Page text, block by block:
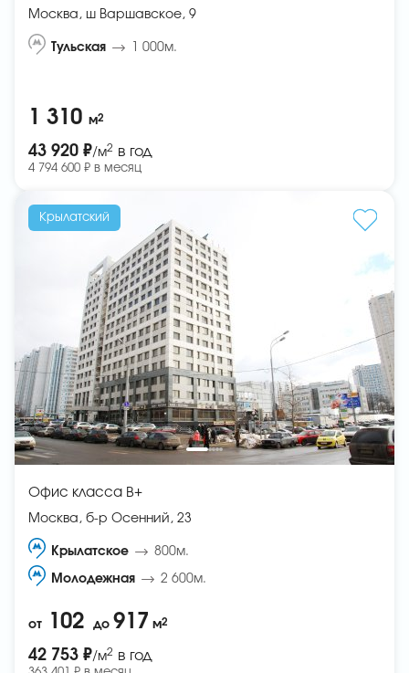
Москва, ш Варшавское, 9
Тульская 1 000м.
1 310 м2
43 920 ₽/м2 в год
4 794 600 ₽ в месяц
Крылатский
Офис класса B+
Москва, б-р Осенний, 23
Крылатское 800м.
Молодежная 2 600м.
от 102 до 917 м2
42 753 ₽/м2 в год